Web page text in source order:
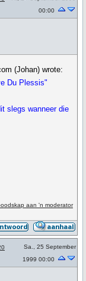
00:00
(Johan) wrote:
Du Plessis"
slegs wanneer die
aan 'n moderator
Sa., 25 September
1999 00:00